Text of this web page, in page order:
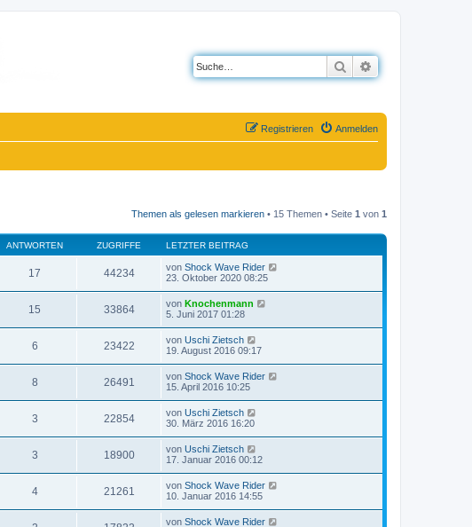
Suche
Anmelden
Registrieren
Themen als gelesen markieren • 15 Themen • Seite 1 von 1
ANTWORTEN ZUGRIFFE LETZTER BEITRAG
17 44234 von Shock Wave Rider
23. Oktober 2020 08:25
15 33864 von Knochenmann
5. Juni 2017 01:28
6 23422 von Uschi Zietsch
19. August 2016 09:17
8 26491 von Shock Wave Rider
15. April 2016 10:25
3 22854 von Uschi Zietsch
30. März 2016 16:20
3 18900 von Uschi Zietsch
17. Januar 2016 00:12
4 21261 von Shock Wave Rider
10. Januar 2016 14:55
von Shock Wave Rider